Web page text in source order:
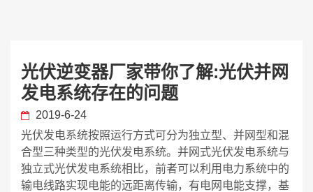
光伏逆变器厂家带你了解:光伏并网
发电系统存在的问题
2019-6-24
光伏发电系统按照运行方式可分为独立型、并网型和混
合型三种类型的光伏发电系统。并网式光伏发电系统与
独立式光伏发电系统相比，前者可以利用电力系统中的
输电线路实现电能的远距离传输，有电网电能支撑，基